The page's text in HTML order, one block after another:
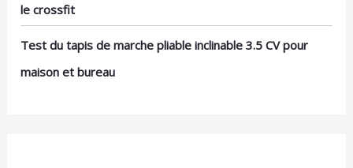
le crossfit
Test du tapis de marche pliable inclinable 3.5 CV pour
maison et bureau